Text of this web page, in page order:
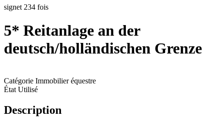
signet 234 fois
5* Reitanlage an der
deutsch/holländischen Grenze
Catégorie Immobilier équestre
État Utilisé
Description